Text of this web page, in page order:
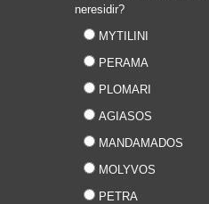
neresidir?
MYTILINI
PERAMA
PLOMARI
AGIASOS
MANDAMADOS
MOLYVOS
PETRA